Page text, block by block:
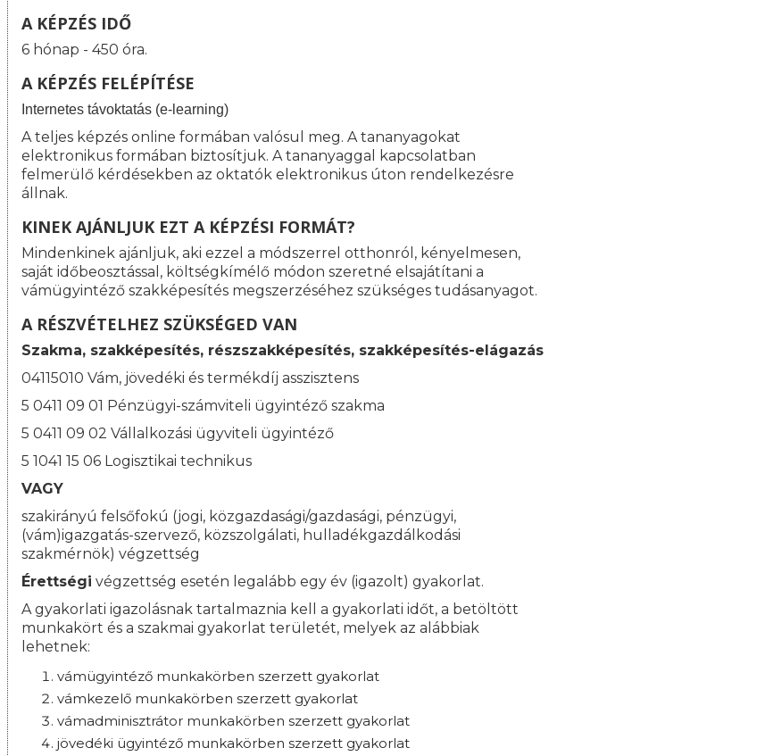
A KÉPZÉS IDŐ
6 hónap - 450 óra.
A KÉPZÉS FELÉPÍTÉSE
nternetes távoktatás (e-learning)
A teljes képzés online formában valósul meg. A tananyagokat
elektronikus formában biztosítjuk. A tananyaggal kapcsolatban
felmerülő kérdésekben az oktatók elektronikus úton rendelkezésre
állnak.
KINEK AJÁNLJUK EZT A KÉPZÉSI FORMÁT?
Mindenkinek ajánljuk, aki ezzel a módszerrel otthonról, kényelmesen,
saját időbeosztással, költségkímélő módon szeretné elsajátítani a
vámügyintéző szakképesítés megszerzéséhez szükséges tudásanyagot.
A RÉSZVÉTELHEZ SZÜKSÉGED VAN
Szakma, szakképesítés, részszakképesítés, szakképesítés-elágazás
04115010 Vám, jövedéki és termékdíj asszisztens
5 0411 09 01 Pénzügyi-számviteli ügyintéző szakma
5 0411 09 02 Vállalkozási ügyviteli ügyintéző
5 1041 15 06 Logisztikai technikus
VAGY
szakirányú felsőfokú (jogi, közgazdasági/gazdasági, pénzügyi,
(vám)igazgatás-szervező, közszolgálati, hulladékgazdálkodási
szakmérnök) végzettség
Érettségi végzettség esetén legalább egy év (igazolt) gyakorlat.
A gyakorlati igazolásnak tartalmaznia kell a gyakorlati időt, a betöltött
munkakört és a szakmai gyakorlat területét, melyek az alábbiak
lehetnek:
vámügyintéző munkakörben szerzett gyakorlat
vámkezelő munkakörben szerzett gyakorlat
vámadminisztrátor munkakörben szerzett gyakorlat
jövedéki ügyintéző munkakörben szerzett gyakorlat